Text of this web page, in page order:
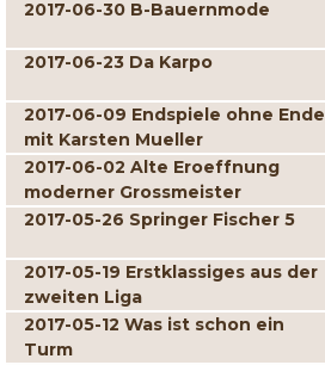
2017-06-30 B-Bauernmode
2017-06-23 Da Karpo
2017-06-09 Endspiele ohne Ende
mit Karsten Mueller
2017-06-02 Alte Eroeffnung
moderner Grossmeister
2017-05-26 Springer Fischer 5
2017-05-19 Erstklassiges aus der
zweiten Liga
2017-05-12 Was ist schon ein
Turm